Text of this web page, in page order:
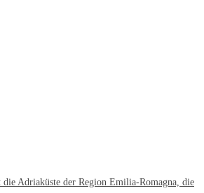
Adriaküste der Region Emilia-Romagna, die